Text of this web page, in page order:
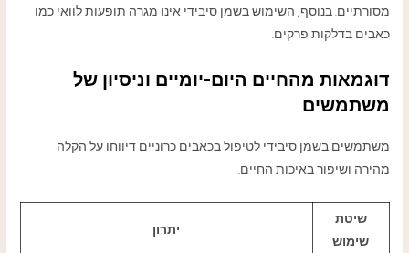
מסורתיים. בנוסף, השימוש בשמן סיבידי אינו מגרה תופעות לוואי כמו
כאבים בדלקות פרקים.
דוגמאות מהחיים היום-יומיים וניסיון של
משתמשים
משתמשים בשמן סיבידי לטיפול בכאבים כרוניים דיווחו על הקלה
מהירה ושיפור באיכות החיים.
שיטת
שימוש
יתרון